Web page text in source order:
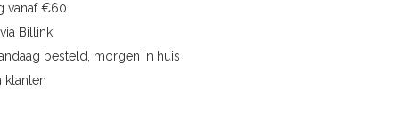
vanaf €60
Billink
besteld, morgen in huis
klanten